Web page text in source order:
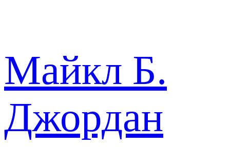
Майкл Б.
Джордан